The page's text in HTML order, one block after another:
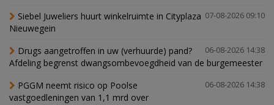
07-08-2026 09:10
Siebel Juweliers huurt winkelruimte in Cityplaza
Nieuwegein
06-08-2026 14:38
Drugs aangetroffen in uw (verhuurde) pand?
Afdeling begrenst dwangsombevoegdheid van de burgemeester
06-08-2026 14:38
PGGM neemt risico op Poolse
vastgoedleningen van 1,1 mrd over